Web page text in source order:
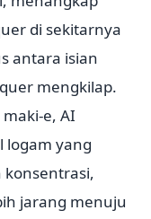
di sekitarnya
antara isian
mengkilap.
e, AI
logam yang
konsentrasi,
jarang menuju